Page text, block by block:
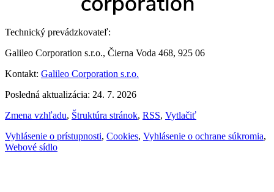
Technický prevádzkovateľ:
Galileo Corporation s.r.o., Čierna Voda 468, 925 06
Kontakt: Galileo Corporation s.r.o.
Posledná aktualizácia: 24. 7. 2026
Zmena vzhľadu, Štruktúra stránok, RSS, Vytlačiť
Vyhlásenie o prístupnosti, Cookies, Vyhlásenie o ochrane súkromia,
Webové sídlo